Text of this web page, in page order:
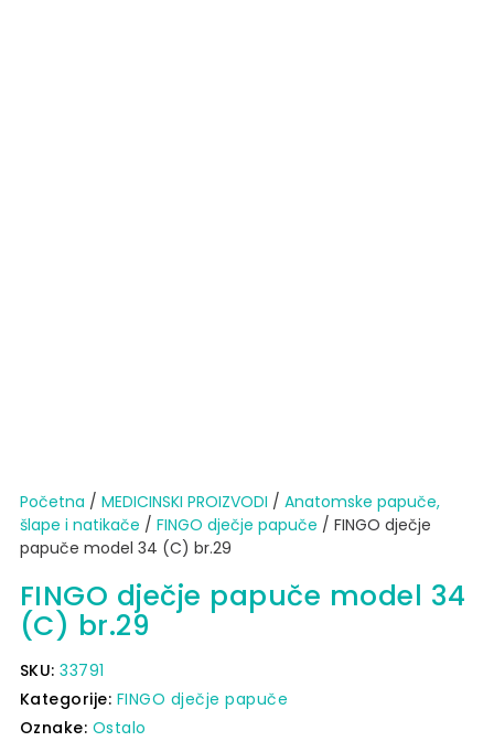
Početna / MEDICINSKI PROIZVODI / Anatomske papuče,
šlape i natikače / FINGO dječje papuče / FINGO dječje
papuče model 34 (C) br.29
FINGO dječje papuče model 34
(C) br.29
SKU:33791
Kategorije: FINGO dječje papuče
Oznake: Ostalo